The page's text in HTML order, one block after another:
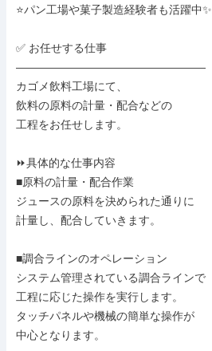
⭐パン工場や菓子製造経験者も活躍中✨
✅ お任せする仕事
―――――――――――――――――
カゴメ飲料工場にて、
飲料の原料の計量・配合などの
工程をお任せします。
⏩具体的な仕事内容
■原料の計量・配合作業
ジュースの原料を決められた通りに
計量し、配合していきます。
■調合ラインのオペレーション
システム管理されている調合ラインで
工程に応じた操作を実行します。
タッチパネルや機械の簡単な操作が
中心となります。